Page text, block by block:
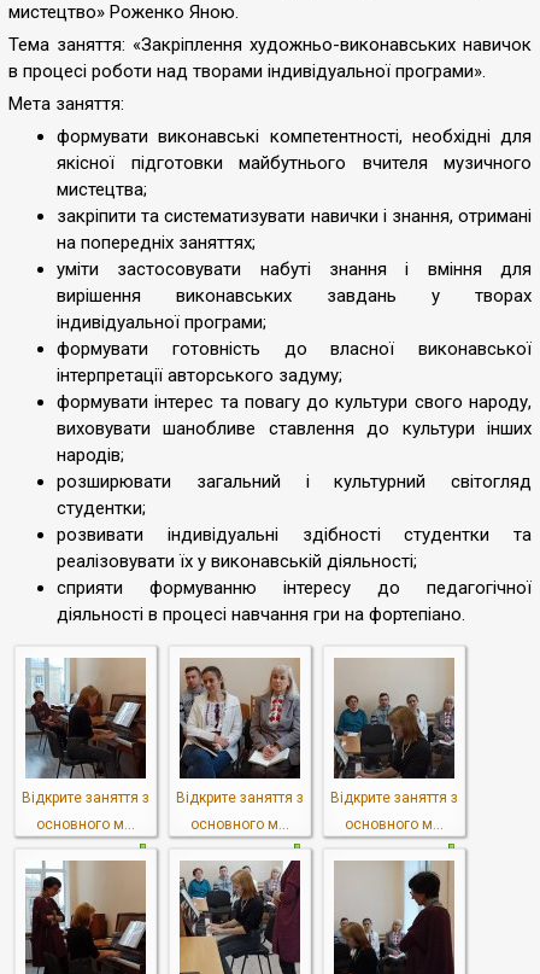
мистецтво» Роженко Яною.
Тема заняття: «Закріплення художньо-виконавських навичок
в процесі роботи над творами індивідуальної програми».
Мета заняття:
формувати виконавські компетентності, необхідні для
якісної підготовки майбутнього вчителя музичного
мистецтва;
закріпити та систематизувати навички і знання, отримані
на попередніх заняттях;
уміти застосовувати набуті знання і вміння для
вирішення виконавських завдань у творах
індивідуальної програми;
формувати готовність до власної виконавської
інтерпретації авторського задуму;
формувати інтерес та повагу до культури свого народу,
виховувати шанобливе ставлення до культури інших
народів;
розширювати загальний і культурний світогляд
студентки;
розвивати індивідуальні здібності студентки та
реалізовувати їх у виконавській діяльності;
сприяти формуванню інтересу до педагогічної
діяльності в процесі навчання гри на фортепіано.
Відкрите заняття з
основного м...
Відкрите заняття з
основного м...
Відкрите заняття з
основного м...